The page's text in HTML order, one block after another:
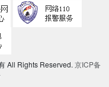
All Rights Reserved. 京ICP备